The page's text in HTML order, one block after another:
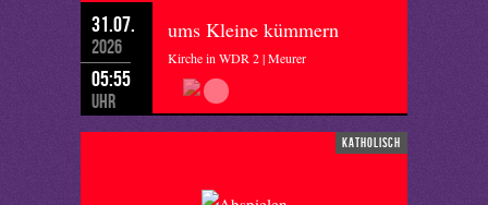
31.07.
2026
05:55
Uhr
ums Kleine kümmern
Kirche in WDR 2 | Meurer
katholisch